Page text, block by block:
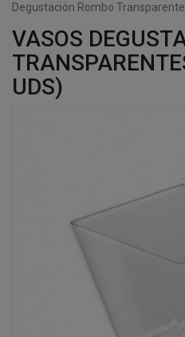
Degustación Rombo
VASOS
UDS)